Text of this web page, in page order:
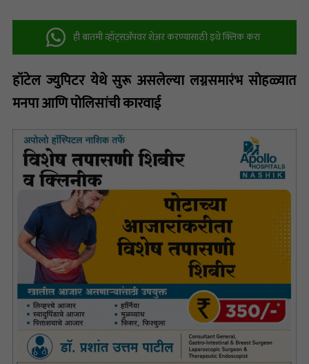
ही बातमी व्हॉट्सअ‍ॅपवर शेअर करण्यासाठी इथे क्लिक करा
हॉटेल ज्युपिटर येथे सुरू असलेल्या लग्नसमारंभ सोहळ्यात
मनपा आणि पोलिसांची कारवाई